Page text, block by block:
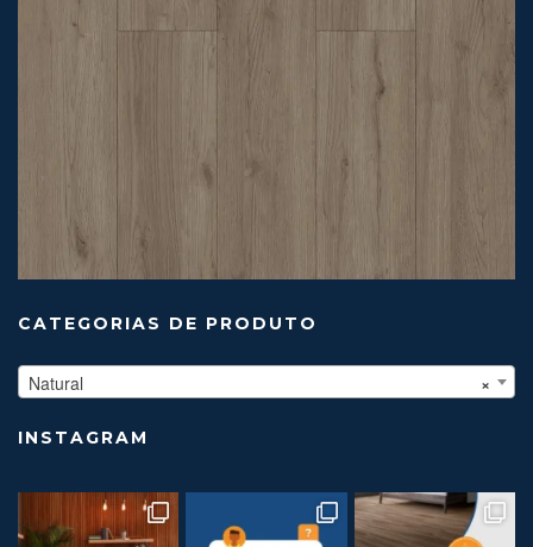
CATEGORIAS DE PRODUTO
×
Natural
INSTAGRAM